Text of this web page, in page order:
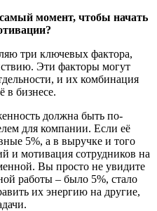
момент, чтобы начать
три ключевых фактора,
Эти факторы могут
и их комбинация
в бизнесе.
должна быть по-
для компании. Если её
5%, а в выручке и того
и мотивация сотрудников на
Вы просто не увидите
работы – было 5%, стало
их энергию на другие,